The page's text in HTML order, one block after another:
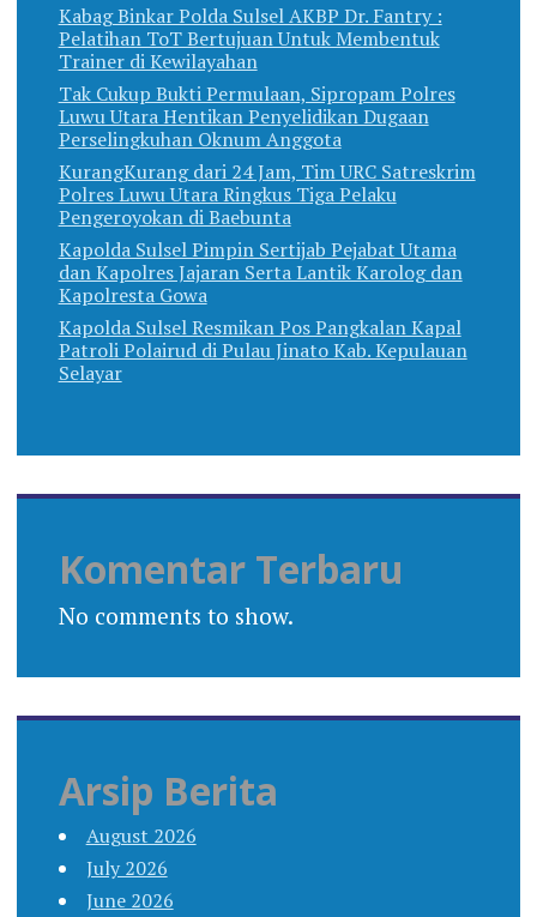
Kabag Binkar Polda Sulsel AKBP Dr. Fantry :
Pelatihan ToT Bertujuan Untuk Membentuk
Trainer di Kewilayahan
Tak Cukup Bukti Permulaan, Sipropam Polres
Luwu Utara Hentikan Penyelidikan Dugaan
Perselingkuhan Oknum Anggota
KurangKurang dari 24 Jam, Tim URC Satreskrim
Polres Luwu Utara Ringkus Tiga Pelaku
Pengeroyokan di Baebunta
Kapolda Sulsel Pimpin Sertijab Pejabat Utama
dan Kapolres Jajaran Serta Lantik Karolog dan
Kapolresta Gowa
Kapolda Sulsel Resmikan Pos Pangkalan Kapal
Patroli Polairud di Pulau Jinato Kab. Kepulauan
Selayar
Komentar Terbaru
No comments to show.
Arsip Berita
August 2026
July 2026
June 2026